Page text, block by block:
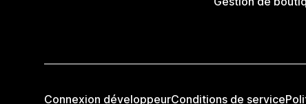
Connexion développeurConditions de service